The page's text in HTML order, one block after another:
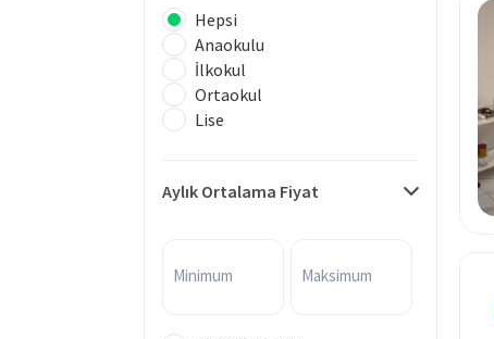
Hepsi
Anaokulu
İlkokul
Ortaokul
Lise
Aylık Ortalama Fiyat
Minimum Maksimum